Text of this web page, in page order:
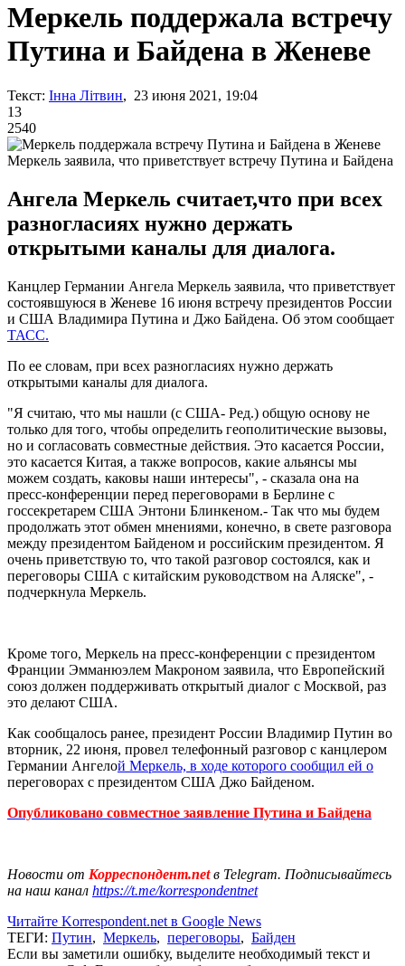
Меркель поддержала встречу
Путина и Байдена в Женеве
Текст: Інна Літвин, 23 июня 2021, 19:04
13
2540
Меркель заявила, что приветствует встречу Путина и Байдена
Ангела Меркель считает,что при всех
разногласиях нужно держать
открытыми каналы для диалога.
Канцлер Германии Ангела Меркель заявила, что приветствует
состоявшуюся в Женеве 16 июня встречу президентов России
и США Владимира Путина и Джо Байдена. Об этом сообщает
ТАСС.
По ее словам, при всех разногласиях нужно держать
открытыми каналы для диалога.
"Я считаю, что мы нашли (с США- Ред.) общую основу не
только для того, чтобы определить геополитические вызовы,
но и согласовать совместные действия. Это касается России,
это касается Китая, а также вопросов, какие альянсы мы
можем создать, каковы наши интересы", - сказала она на
пресс-конференции перед переговорами в Берлине с
госсекретарем США Энтони Блинкеном.- Так что мы будем
продолжать этот обмен мнениями, конечно, в свете разговора
между президентом Байденом и российским президентом. Я
очень приветствую то, что такой разговор состоялся, как и
переговоры США с китайским руководством на Аляске", -
подчеркнула Меркель.
Кроме того, Меркель на пресс-конференции с президентом
Франции Эмманюэлем Макроном заявила, что Европейский
союз должен поддерживать открытый диалог с Москвой, раз
это делают США.
Как сообщалось ранее, президент России Владимир Путин во
вторник, 22 июня, провел телефонный разговор с канцлером
Германии Ангелой Меркель, в ходе которого сообщил ей о
переговорах с президентом США Джо Байденом.
Опубликовано совместное заявление Путина и Байдена
Новости от Корреспондент.netв Telegram. Подписывайтесь
на наш канал https://t.me/korrespondentnet
Читайте Korrespondent.net в Google News
ТЕГИ: Путин, Меркель, переговоры, Байден
Если вы заметили ошибку, выделите необходимый текст и